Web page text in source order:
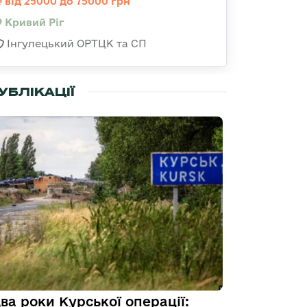
Кривий Ріг
Інгулецький ОРТЦК та СП
роки Курської операції: